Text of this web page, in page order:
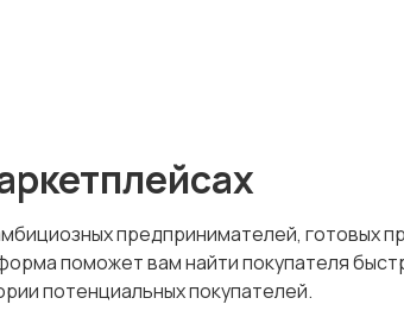
предпринимателей, готовых
поможет вам найти покупателя
потенциальных покупателей.